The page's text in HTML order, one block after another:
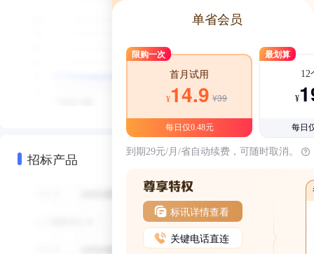
招标产品
单省会员
限购一次
首月试用
¥14.9 ¥39
每日仅0.48元
最划算
12
¥
每日
到期29元/月/省自动续费，可随时取消。
标讯详情查看
关键电话直连